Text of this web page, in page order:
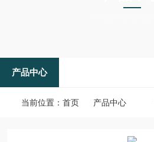
产品中心
当前位置： 首页 产品中心